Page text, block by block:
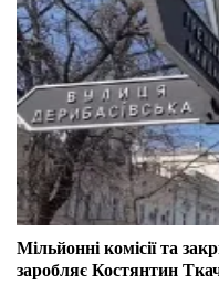
Мільйонні комісії та
заробляє Костянтин